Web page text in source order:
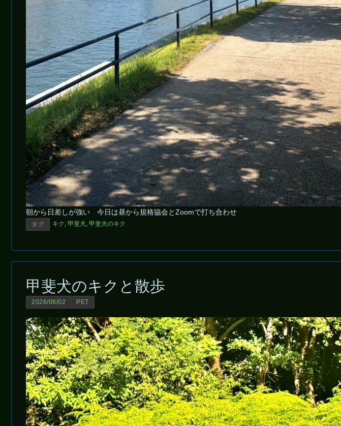
朝から日差しが強い 今日は昼から規格協会とZoomで打ち合わせ
タグ キク 甲斐犬 甲斐犬のキク
甲斐犬のキクと散歩
2026/08/02 PET